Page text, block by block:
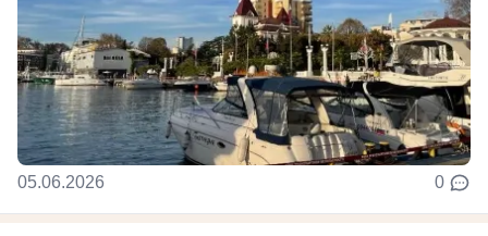
05.06.2026 0